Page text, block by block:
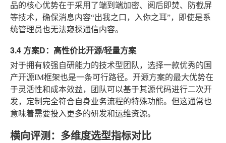
品的核心优势在于采用了端到端加密、阅后即焚、防截屏
等技术，确保消息内容“出我之口，入你之耳”，即使是系
统管理员也无法窥探通信内容。
3.4 方案D：高性价比开源/轻量方案
对于拥有较强自研能力的技术型团队，选择一款优秀的国
产开源IM框架也是一条可行路径。开源方案的最大优势在
于灵活性和成本效益，团队可以基于其源代码进行二次开
发，定制完全符合自身业务流程的特殊功能。但这通常也
意味着需要投入更多的研发和运维资源。
横向评测：多维度选型指标对比